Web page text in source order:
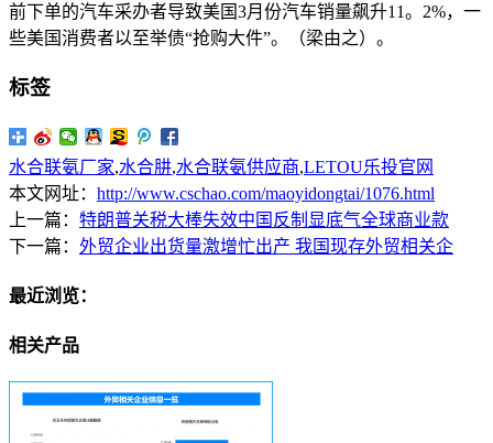
前下单的汽车采办者导致美国3月份汽车销量飙升11。2%，一
些美国消费者以至举债“抢购大件”。（梁由之）。
标签
水合联氨厂家,水合肼,水合联氨供应商,LETOU乐投官网
本文网址： http://www.cschao.com/maoyidongtai/1076.html
上一篇： 特朗普关税大棒失效中国反制显底气全球商业款
下一篇： 外贸企业出货量激增忙出产 我国现存外贸相关企
最近浏览：
相关产品